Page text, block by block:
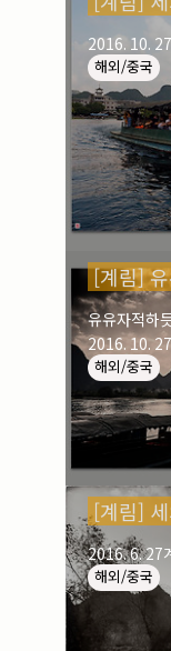
2016. 10.
해외/중국
[계림]
유유자적하
2016. 10.
해외/중국
[계림]
2016. 6. 27
해외/중국